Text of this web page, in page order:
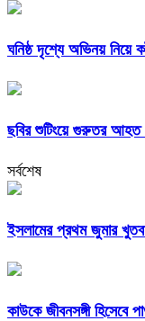
ঘনিষ্ঠ দৃশ্যে অভিনয় নিয়ে
ছবির শুটিংয়ে গুরুতর আহত
সর্বশেষ
ইসলামের প্রথম জুমার
কাউকে জীবনসঙ্গী হিসেবে